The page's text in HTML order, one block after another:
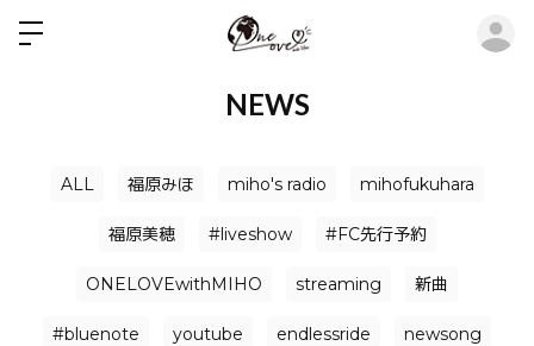
NEWS
ALL 福原みほ miho's radio mihofukuhara
福原美穂 #liveshow #FC先行予約
ONELOVEwithMIHO streaming 新曲
#bluenote youtube endlessride newsong